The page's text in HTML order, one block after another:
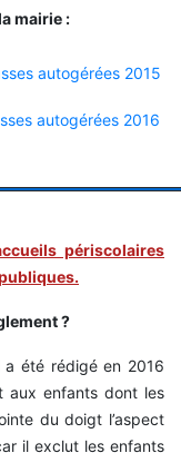
mairie :
autogérées 2015
autogérées 2016
périscolaires
?
a été rédigé en 2016
aux enfants dont les
du doigt l’aspect
il exclut les enfants